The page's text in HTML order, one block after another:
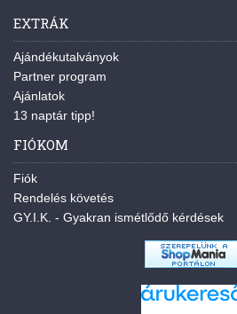
EXTRÁK
Ajándékutalványok
Partner program
Ajánlatok
13 naptár tipp!
FIÓKOM
Fiók
Rendelés követés
GY.I.K. - Gyakran ismétlődő kérdések